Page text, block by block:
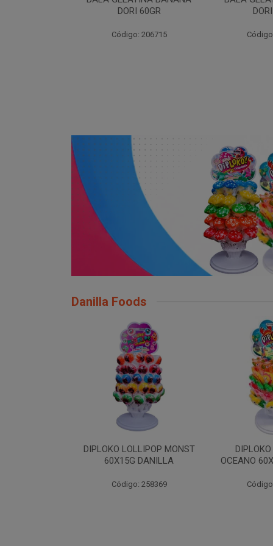
DORI 60GR
Código: 206720
Danilla Foods
DIPLOKO LOLLIPOP
OCEANO 60X15G DANILLA
Código: 258620
DIPLOKO
POP